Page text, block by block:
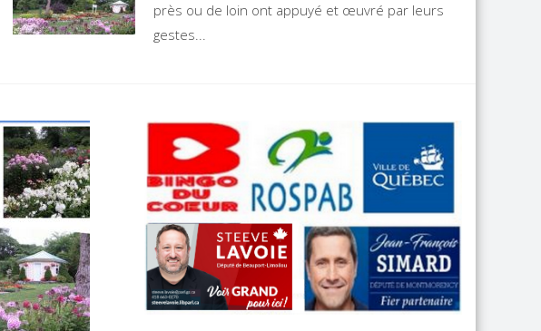
près ou de loin ont appuyé et œuvré par leurs
gestes...